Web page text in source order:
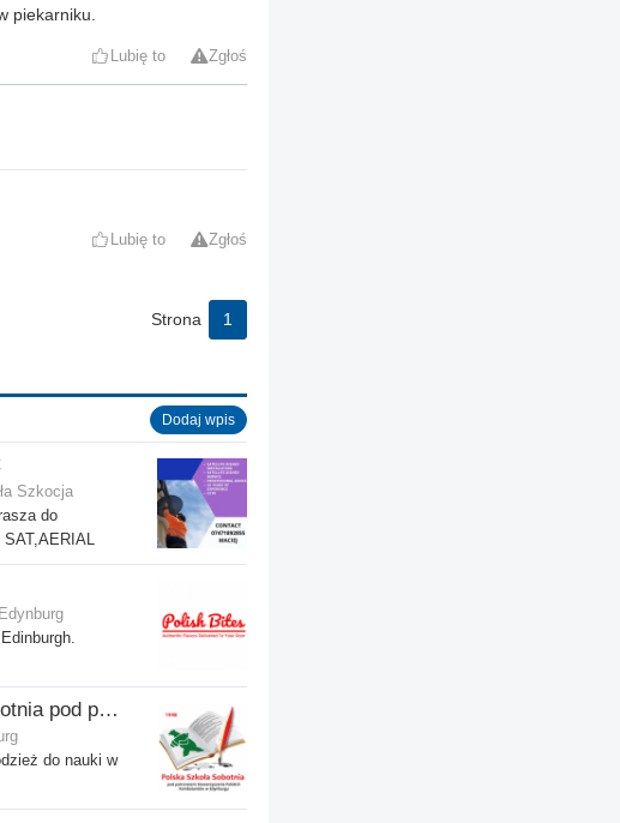
piekarniku.
Lubię to Zgłoś
Lubię to Zgłoś
Strona 1
Dodaj wpis
Szkocja
do
SAT,AERIAL
Polska Szkoła Sobotnia pod patronatem SPK w Edynburgu - Filia Stenhouse
do nauki w